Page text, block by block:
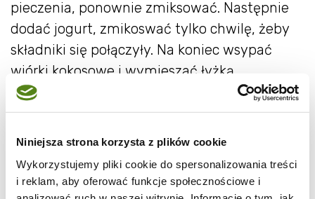
Niniejsza strona korzysta z plików cookie
Wykorzystujemy pliki cookie do spersonalizowania treści
i reklam, aby oferować funkcje społecznościowe i
pieczenia, ponownie zmiksować. Następnie
dodać jogurt, zmikoswać tylko chwilę, żeby
składniki się połączyły. Na koniec wsypać
wiórki kokosowe i wymieszać łyżką.
Tak przygotowane ciasto przełożyć na
blaszkę wyłożoną papierem do pieczenia. Na
czereśnie.